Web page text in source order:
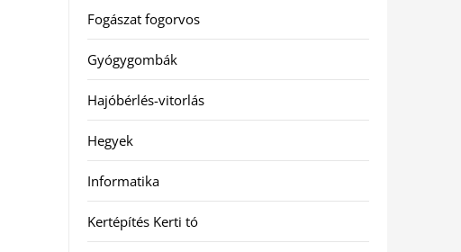
Fogászat fogorvos
Gyógygombák
Hajóbérlés-vitorlás
Hegyek
Informatika
Kertépítés Kerti tó